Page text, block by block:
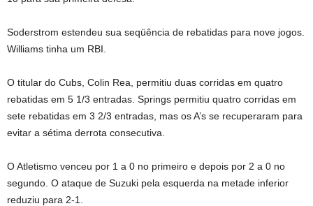
Soderstrom estendeu sua seqüência de rebatidas para nove jogos.
Williams tinha um RBI.
O titular do Cubs, Colin Rea, permitiu duas corridas em quatro
rebatidas em 5 1/3 entradas. Springs permitiu quatro corridas em
sete rebatidas em 3 2/3 entradas, mas os A’s se recuperaram para
evitar a sétima derrota consecutiva.
O Atletismo venceu por 1 a 0 no primeiro e depois por 2 a 0 no
segundo. O ataque de Suzuki pela esquerda na metade inferior
reduziu para 2-1.